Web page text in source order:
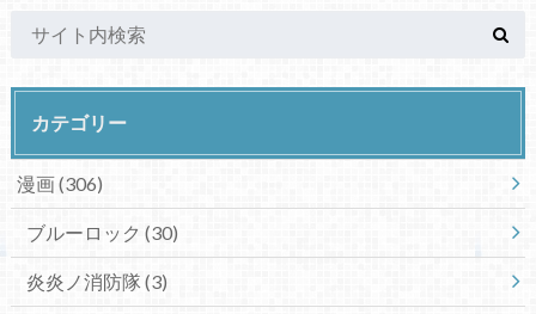
カテゴリー
漫画(306)
ブルーロック (30)
炎炎ノ消防隊(3)